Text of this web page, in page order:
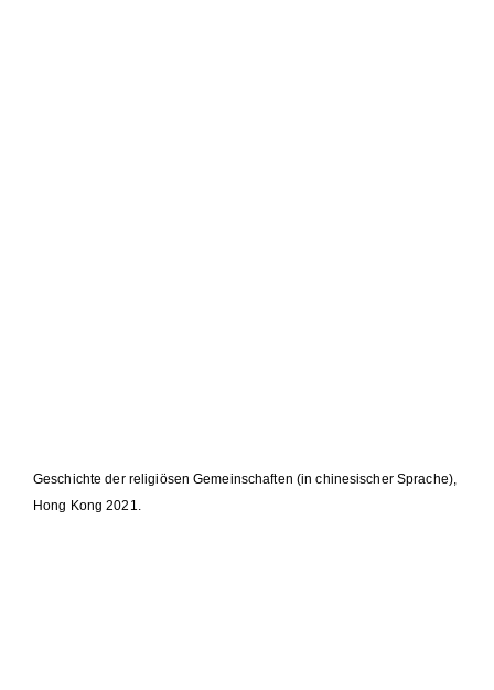
Geschichte der religiösen Gemeinschaften (in chinesischer Sprache),
Hong Kong 2021.